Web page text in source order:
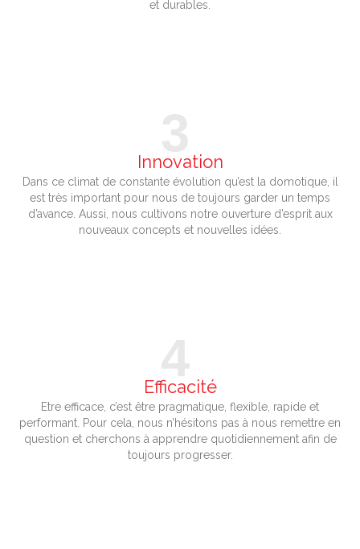
et durables.
Innovation
Dans ce climat de constante évolution qu’est la domotique, il
est très important pour nous de toujours garder un temps
d’avance. Aussi, nous cultivons notre ouverture d’esprit aux
nouveaux concepts et nouvelles idées.
Efficacité
Etre efficace, c’est être pragmatique, flexible, rapide et
performant. Pour cela, nous n’hésitons pas à nous remettre en
question et cherchons à apprendre quotidiennement afin de
toujours progresser.